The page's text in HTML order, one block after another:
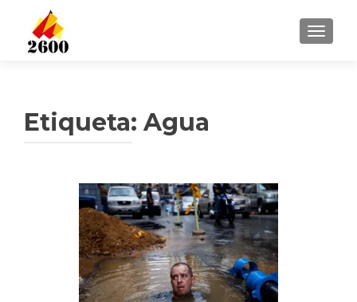
Etiqueta: Agua